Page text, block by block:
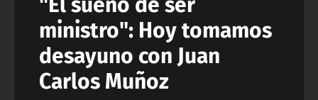
ministro": Hoy tomamos
desayuno con Juan
Carlos Muñoz